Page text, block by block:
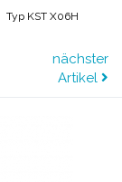
Typ KST X06H
nächster
Artikel